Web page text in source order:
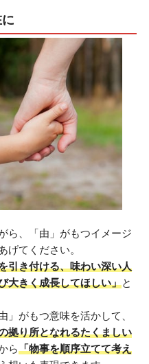
ら、「由」がもつイメージ
げてください。
引き付ける、味わい深い人
大きく成長してほしい」と
」がもつ意味を活かして、
拠り所となれるたくましい
ら「物事を順序立てて考え